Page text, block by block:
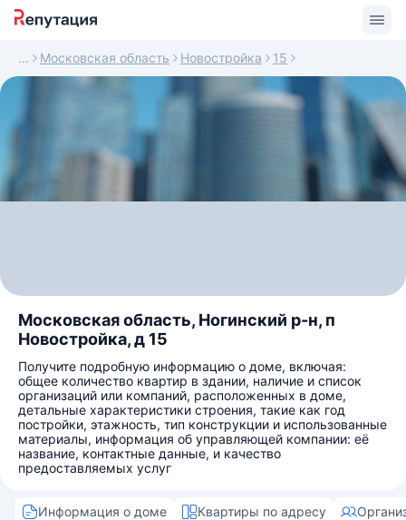
Московская область Новостройка 15
Московская область, Ногинский р-н, п
Новостройка, д 15
Получите подробную информацию о доме, включая:
общее количество квартир в здании, наличие и список
организаций или компаний, расположенных в доме,
детальные характеристики строения, такие как год
постройки, этажность, тип конструкции и использованные
материалы, информация об управляющей компании: её
название, контактные данные, и качество
предоставляемых услуг
Информация о доме Квартиры по адресу